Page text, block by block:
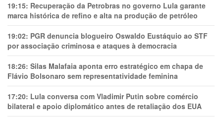
19:15: Recuperação da Petrobras no governo Lula garante
marca histórica de refino e alta na produção de petróleo
19:02: PGR denuncia blogueiro Oswaldo Eustáquio ao STF
por associação criminosa e ataques à democracia
18:26: Silas Malafaia aponta erro estratégico em chapa de
Flávio Bolsonaro sem representatividade feminina
17:20: Lula conversa com Vladimir Putin sobre comércio
bilateral e apoio diplomático antes de retaliação dos EUA